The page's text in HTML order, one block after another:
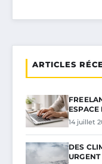
ARTICLES
14 juillet
DES